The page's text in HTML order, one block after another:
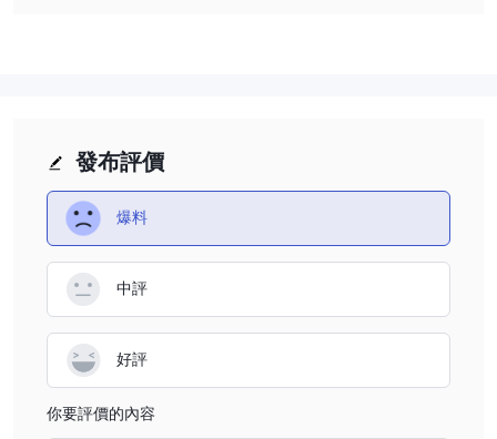
的信息僅供一般參考。
發布評價
爆料
中評
好評
你要評價的內容